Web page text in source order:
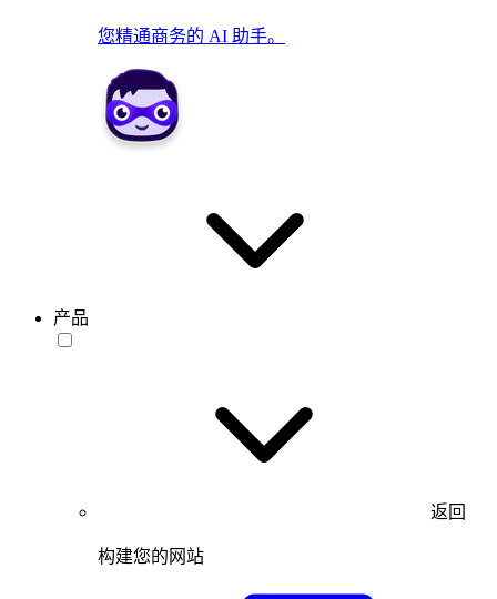
您精通商务的 AI 助手。
产品
返回
构建您的网站